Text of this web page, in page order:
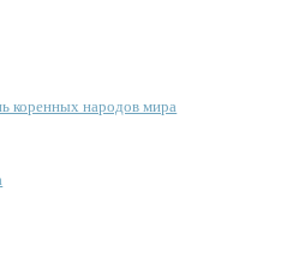
коренных народов мира